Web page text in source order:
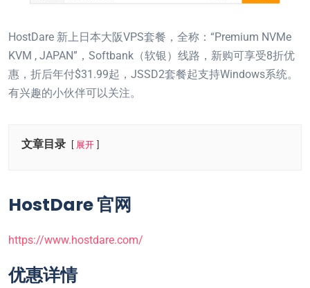
HostDare 新上日本大阪VPS套餐，全称：“Premium NVMe
KVM , JAPAN”，Softbank（软银）线路，新购可享受8折优
惠，折后年付$31.99起，JSSD2套餐起支持Windows系统。
有兴趣的小伙伴可以关注。
文章目录 展开
HostDare 官网
https://www.hostdare.com/
优惠详情